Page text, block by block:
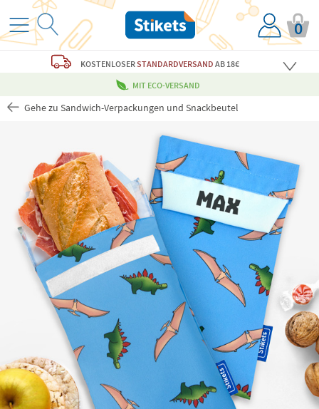
0
KOSTENLOSERSTANDARDVERSAND AB 18€
MIT ECO-VERSAND
Gehe zu Sandwich-Verpackungen und Snackbeutel